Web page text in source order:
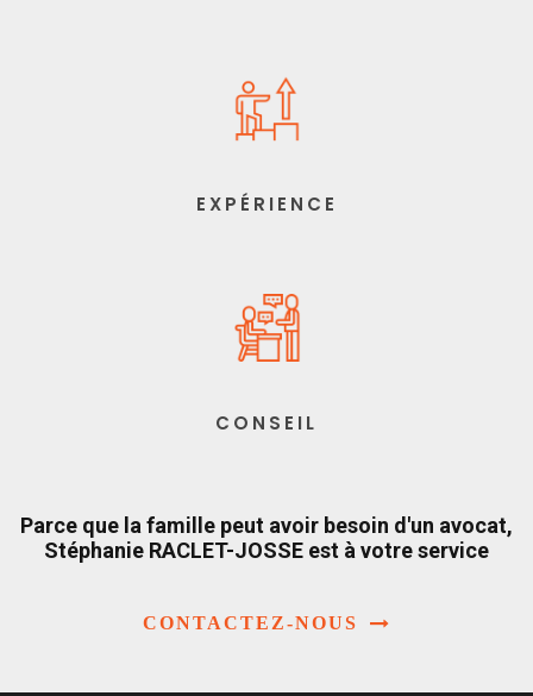
EXPÉRIENCE
CONSEIL
Parce que la famille peut avoir besoin d'un avocat,
Stéphanie RACLET-JOSSE est à votre service
CONTACTEZ-NOUS